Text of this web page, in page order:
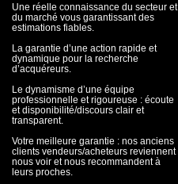
Une réelle connaissance du secteur et
du marché vous garantissant des
estimations fiables.
La garantie d’une action rapide et
dynamique pour la recherche
d’acquéreurs.
Le dynamisme d’une équipe
professionnelle et rigoureuse : écoute
et disponibilité/discours clair et
transparent.
Votre meilleure garantie : nos anciens
clients vendeurs/acheteurs reviennent
nous voir et nous recommandent à
leurs proches.